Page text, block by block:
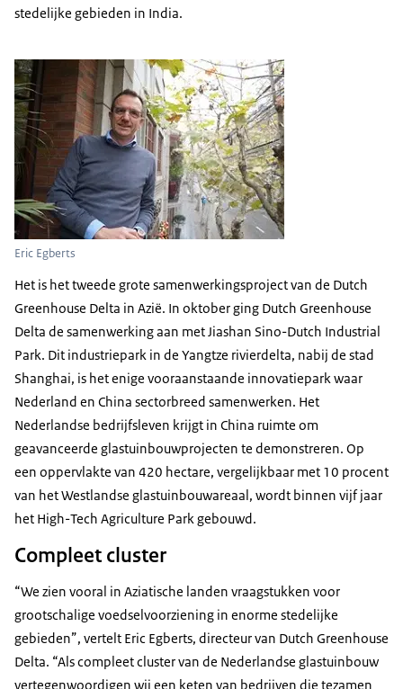
stedelijke gebieden in India.
Eric Egberts
Het is het tweede grote samenwerkingsproject van de Dutch
Greenhouse Delta in Azië. In oktober ging Dutch Greenhouse
Delta de samenwerking aan met Jiashan Sino-Dutch Industrial
Park. Dit industriepark in de Yangtze rivierdelta, nabij de stad
Shanghai, is het enige vooraanstaande innovatiepark waar
Nederland en China sectorbreed samenwerken. Het
Nederlandse bedrijfsleven krijgt in China ruimte om
geavanceerde glastuinbouwprojecten te demonstreren. Op
een oppervlakte van 420 hectare, vergelijkbaar met 10 procent
van het Westlandse glastuinbouwareaal, wordt binnen vijf jaar
het High-Tech Agriculture Park gebouwd.
Compleet cluster
“We zien vooral in Aziatische landen vraagstukken voor
grootschalige voedselvoorziening in enorme stedelijke
gebieden”, vertelt Eric Egberts, directeur van Dutch Greenhouse
Delta. “Als compleet cluster van de Nederlandse glastuinbouw
vertegenwoordigen wij een keten van bedrijven die tezamen